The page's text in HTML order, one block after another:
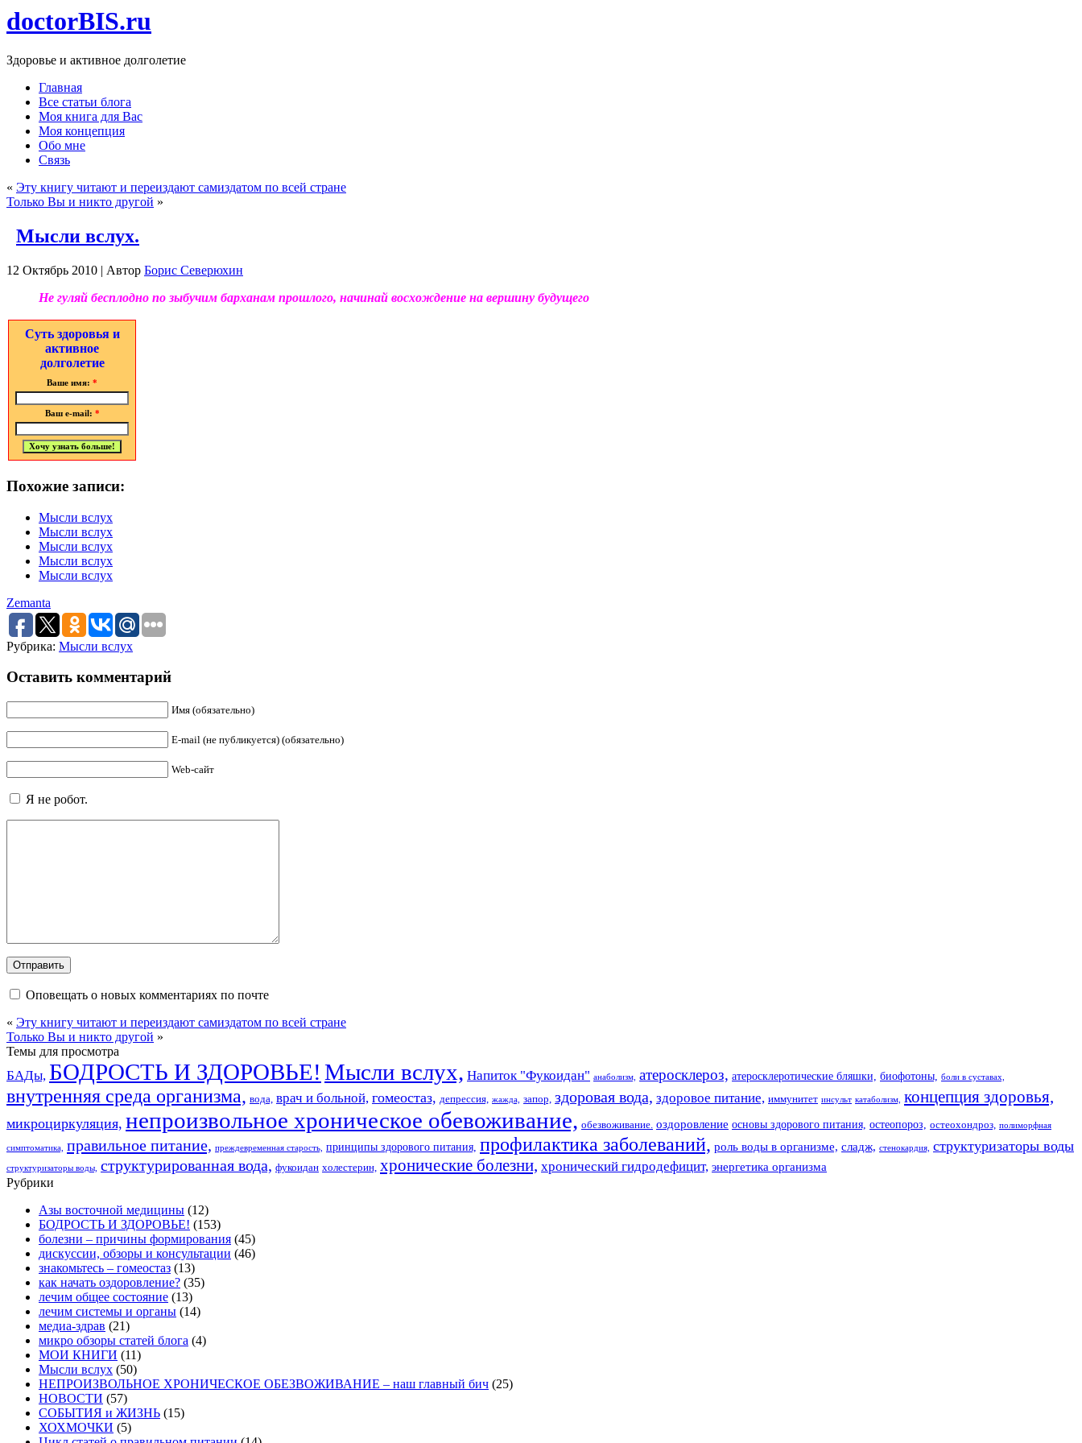
doctorBIS.ru
Здоровье и активное долголетие
Главная
Все статьи блога
Моя книга для Вас
Моя концепция
Обо мне
Связь
« Эту книгу читают и переиздают самиздатом по всей стране
Только Вы и никто другой »
Мысли вслух.
12 Октябрь 2010 | Автор Борис Северюхин
Не гуляй бесплодно по зыбучим барханам прошлого, начинай восхождение на вершину будущего
Суть здоровья и
активное
долголетие
Ваше имя: *
Ваш e-mail: *
Похожие записи:
Мысли вслух
Мысли вслух
Мысли вслух
Мысли вслух
Мысли вслух
Zemanta
Рубрика: Мысли вслух
Оставить комментарий
Имя (обязательно)
E-mail (не публикуется) (обязательно)
Web-сайт
Я не робот.
Оповещать о новых комментариях по почте
« Эту книгу читают и переиздают самиздатом по всей стране
Только Вы и никто другой »
Темы для просмотра
БАДы, БОДРОСТЬ И ЗДОРОВЬЕ! Мысли вслух, Напиток "Фукоидан" анаболизм, атеросклероз, атеросклеротические бляшки, биофотоны, боли в суставах,
внутренняя среда организма, вода, врач и больной, гомеостаз, депрессия, жажда, запор, здоровая вода, здоровое питание, иммунитет инсульт катаболизм, концепция здоровья,
микроциркуляция, непроизвольное хроническое обевоживание, обезвоживание. оздоровление основы здорового питания, остеопороз, остеохондроз, полиморфная
симптоматика, правильное питание, преждевременная старость, принципы здорового питания, профилактика заболеваний, роль воды в организме, сладж, стенокардия, структуризаторы воды
структуризаторы воды, структурированная вода, фукоидан холестерин, хронические болезни, хронический гидродефицит, энергетика организма
Рубрики
Азы восточной медицины (12)
БОДРОСТЬ И ЗДОРОВЬЕ! (153)
болезни – причины формирования (45)
дискуссии, обзоры и консультации (46)
знакомьтесь – гомеостаз (13)
как начать оздоровление? (35)
лечим общее состояние (13)
лечим системы и органы (14)
медиа-здрав (21)
микро обзоры статей блога (4)
МОИ КНИГИ (11)
Мысли вслух (50)
НЕПРОИЗВОЛЬНОЕ ХРОНИЧЕСКОЕ ОБЕЗВОЖИВАНИЕ – наш главный бич (25)
НОВОСТИ (57)
СОБЫТИЯ и ЖИЗНЬ (15)
ХОХМОЧКИ (5)